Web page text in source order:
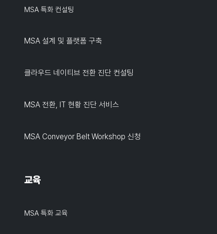
MSA 특화 컨설팅
MSA 설계 및 플랫폼 구축
클라우드 네이티브 전환 진단 컨설팅
MSA 전환, IT 현황 진단 서비스
MSA Conveyor Belt Workshop 신청
교육
MSA 특화 교육